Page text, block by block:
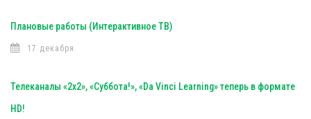
Плановые работы (Интерактивное ТВ)
17 декабря
Телеканалы «2х2», «Суббота!», «Da Vinci Learning» теперь в формате
HD!